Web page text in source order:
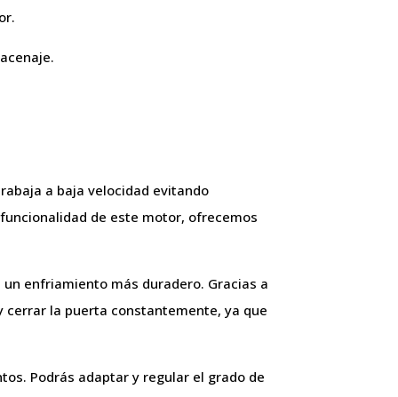
a baja velocidad evitando
de este motor, ofrecemos
enfriamiento más duradero. Gracias a
la puerta constantemente, ya que
Podrás adaptar y regular el grado de